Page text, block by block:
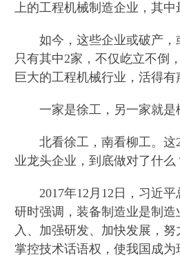
上的工程机械制造企业，其中
如今，这些企业或破产，
只有其中2家，不仅屹立不倒
巨大的工程机械行业，活得有
一家是徐工，另一家就是
北看徐工，南看柳工。这2
业龙头企业，到底做对了什么
2017年12月12日，习近平
研时强调，装备制造业是制
入、加强研发、加快发展，努
掌控技术话语权，使我国成为